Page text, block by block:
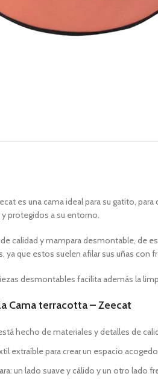
es una cama ideal para su gatito,
protegidos a su entorno.
calidad y mampara desmontable, de
ya que estos suelen afilar sus uñas con
desmontables facilita además la
Cama terracotta – Zeecat
hecho de materiales y detalles de
extraíble para crear un espacio
un lado suave y cálido y un otro lado